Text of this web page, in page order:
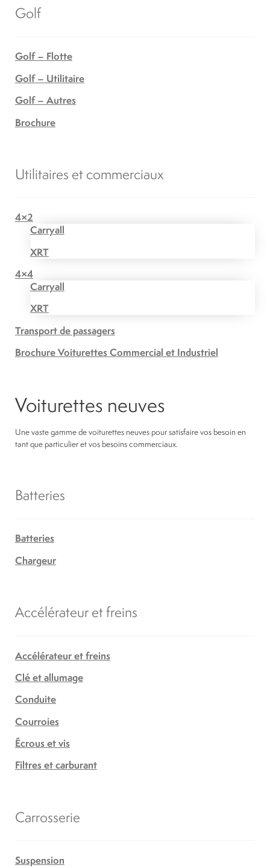
Golf
Golf – Flotte
Golf – Utilitaire
Golf – Autres
Brochure
Utilitaires et commerciaux
4×2
Carryall
XRT
4×4
Carryall
XRT
Transport de passagers
Brochure Voiturettes Commercial et Industriel
Voiturettes neuves
Une vaste gamme de voiturettes neuves pour satisfaire vos besoin en
tant que particulier et vos besoins commerciaux.
Batteries
Batteries
Chargeur
Accélérateur et freins
Accélérateur et freins
Clé et allumage
Conduite
Courroies
Écrous et vis
Filtres et carburant
Carrosserie
Suspension